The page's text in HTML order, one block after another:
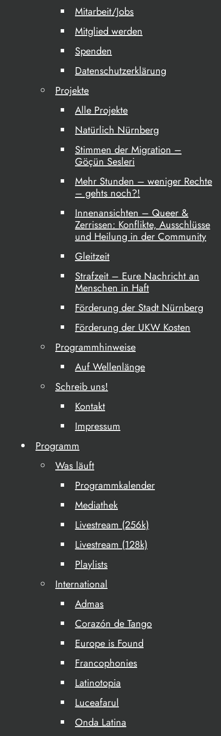
Mitarbeit/Jobs
Mitglied werden
Spenden
Datenschutzerklärung
Projekte
Alle Projekte
Natürlich Nürnberg
Stimmen der Migration –
Göçün Sesleri
Mehr Stunden – weniger Rechte
– gehts noch?!
Innenansichten – Queer &
Zerrissen: Konflikte, Ausschlüsse
und Heilung in der Community
Gleitzeit
Strafzeit – Eure Nachricht an
Menschen in Haft
Förderung der Stadt Nürnberg
Förderung der UKW Kosten
Programmhinweise
Auf Wellenlänge
Schreib uns!
Kontakt
Impressum
Programm
Was läuft
Programmkalender
Mediathek
Livestream (256k)
Livestream (128k)
Playlists
International
Admas
Corazón de Tango
Europe is Found
Francophonies
Latinotopia
Luceafarul
Onda Latina